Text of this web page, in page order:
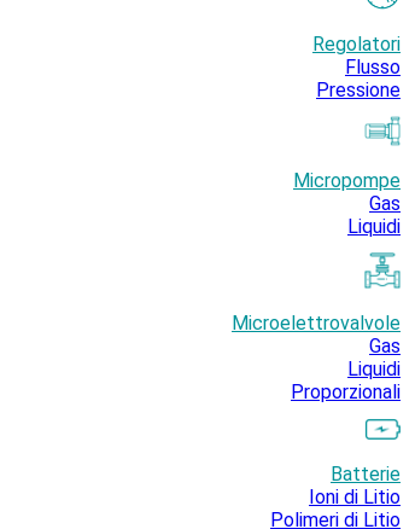
Regolatori
Flusso
Pressione
Micropompe
Gas
Liquidi
Microelettrovalvole
Gas
Liquidi
Proporzionali
Batterie
Ioni di Litio
Polimeri di Litio